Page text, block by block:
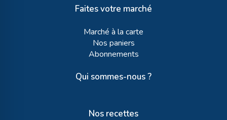
Faites votre marché
Marché à la carte
Nos paniers
Abonnements
Qui sommes-nous ?
Nos recettes